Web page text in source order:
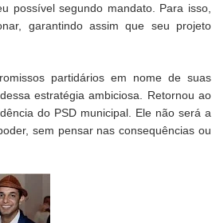
possível segundo mandato. Para isso,
garantindo assim que seu projeto
partidários em nome de suas
estratégia ambiciosa. Retornou ao
do PSD municipal. Ele não será a
sem pensar nas consequências ou